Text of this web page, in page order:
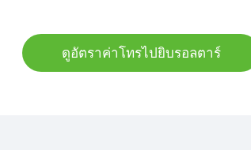
ดูอัตราค่าโทรไปยิบรอลตาร์